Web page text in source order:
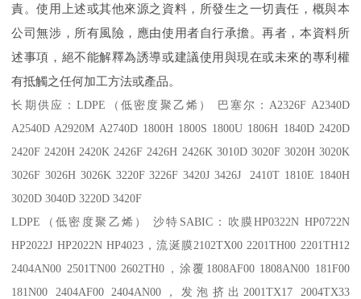
責。使用上述或其他來源之資料，所發生之一切責任，概與本
公司無涉，所有風險，應由使用者自行承擔。再者，本資料所
述事項，絕不能解釋為誘導或建議使用與現在或未來的專利權
有抵觸之任何加工方法或產品。
长期供应：LDPE （低密度聚乙烯） 巴塞尔： A2326F A2340D
A2540D A2920M A2740D 1800H 1800S 1800U 1806H 1840D 2420D
2420F 2420H 2420K 2426F 2426H 2426K 3010D 3020F 3020H 3020K
3026F 3026H 3026K 3220F 3226F 3420J 3426J 2410T 1810E 1840H
3020D 3040D 3220D 3420F
LDPE （低密度聚乙烯） 沙特 SABIC：吹膜HP0322N HP0722N
HP2022J HP2022N HP4023，流涎膜2102TX00 2201TH00 2201TH12
2404AN00 2501TN00 2602TH0 ，涂覆 1808AF00 1808AN00 181F00
181N00 2404AF00 2404AN00 ，发泡挤出 2001TX17 2004TX33